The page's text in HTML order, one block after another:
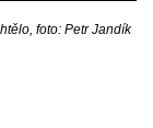
foto: Petr Jandík